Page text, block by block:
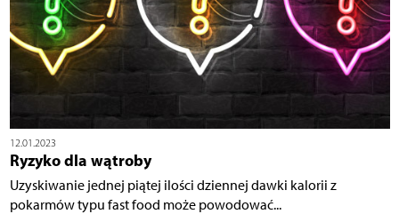
12.01.2023
Ryzyko dla wątroby
Uzyskiwanie jednej piątej ilości dziennej dawki kalorii z
pokarmów typu fast food może powodować...